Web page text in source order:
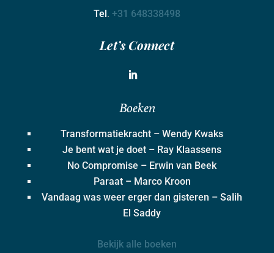
Tel . +31 648338498
Let’s Connect
Boeken
Transformatiekracht – Wendy Kwaks
Je bent wat je doet – Ray Klaassens
No Compromise – Erwin van Beek
Paraat – Marco Kroon
Vandaag was weer erger dan gisteren – Salih
El Saddy
Bekijk alle boeken